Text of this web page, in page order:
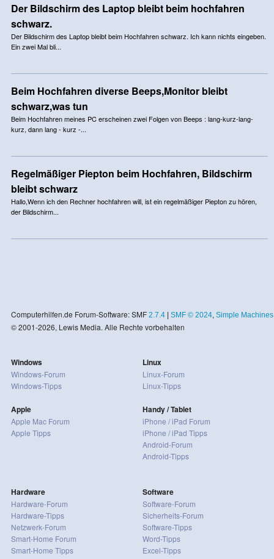
Der Bildschirm des Laptop bleibt beim hochfahren
schwarz.
Der Bildschirm des Laptop bleibt beim Hochfahren schwarz. Ich kann nichts eingeben.
Ein zwei Mal bli...
Beim Hochfahren diverse Beeps,Monitor bleibt
schwarz,was tun
Beim Hochfahren meines PC erscheinen zwei Folgen von Beeps : lang-kurz-lang-
kurz, dann lang - kurz -...
Regelmäßiger Piepton beim Hochfahren, Bildschirm
bleibt schwarz
Hallo,Wenn ich den Rechner hochfahren will, ist ein regelmäßiger Piepton zu hören,
der Bildschirm...
Computerhilfen.de Forum-Software: SMF 2.7.4| SMF © 2024, Simple Machines
© 2001-2026, Lewis Media. Alle Rechte vorbehalten
Windows
Windows-Forum
Windows-Tipps
Apple
Apple Mac Forum
Apple Tipps
Linux
Linux-Forum
Linux-Tipps
Handy / Tablet
iPhone / iPad Forum
iPhone / iPad Tipps
Android-Forum
Android-Tipps
Hardware
Hardware-Forum
Hardware-Tipps
Netzwerk-Forum
Smart-Home Forum
Smart-Home Tipps
Software
Software-Forum
Sicherheits-Forum
Software-Tipps
Word-Tipps
Excel-Tipps